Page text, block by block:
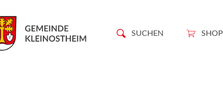
SUCHEN SHOP